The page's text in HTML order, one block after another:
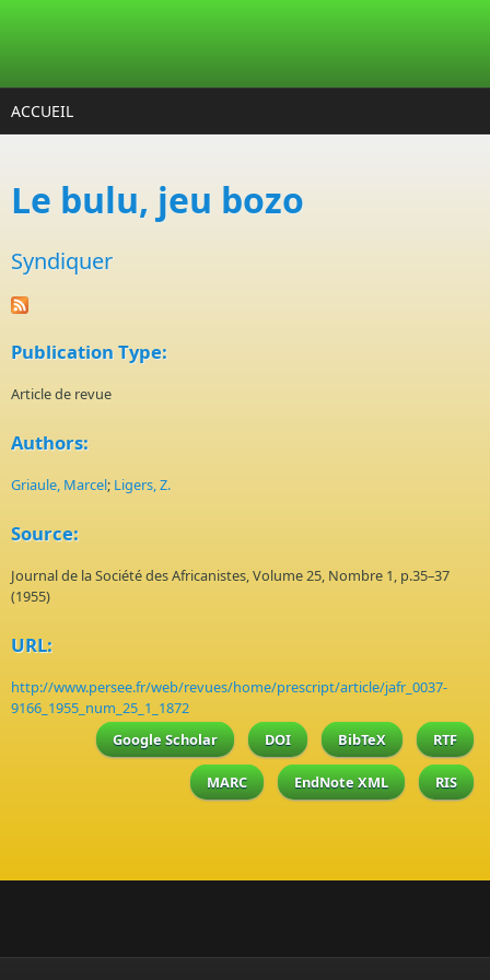
ACCUEIL
Le bulu, jeu bozo
Syndiquer
Publication Type:
Article de revue
Authors:
Griaule, Marcel; Ligers, Z.
Source:
Journal de la Société des Africanistes, Volume 25, Nombre 1, p.35–37
(1955)
URL:
http://www.persee.fr/web/revues/home/prescript/article/jafr_0037-
9166_1955_num_25_1_1872
Google Scholar
DOI BibTeX RTF
MARC EndNote XML RIS